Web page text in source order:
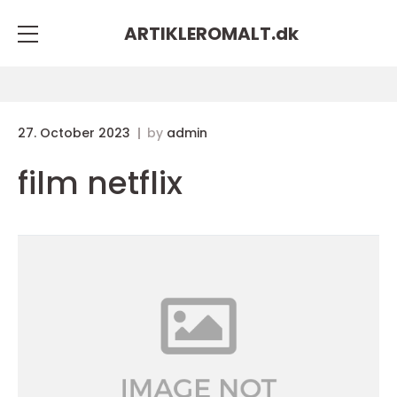
ARTIKLEROMALT.dk
27. October 2023 by admin
film netflix